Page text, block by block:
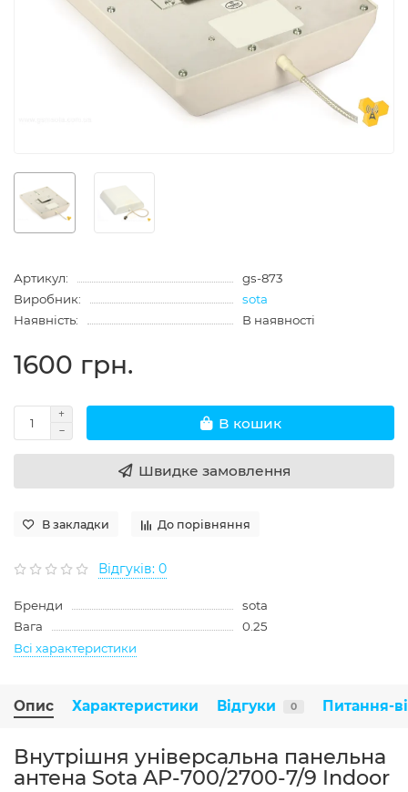
Артикул:
gs-873
Виробник:
sota
Наявність:
В наявності
1600 грн.
В кошик
Швидке замовлення
В закладки До порівняння
Відгуків: 0
Бренди
sota
Вага
0.25
Всі характеристики
Опис Характеристики Відгуки 0 Питання-
Внутрішня універсальна панельна
антена Sota AP-700/2700-7/9 Indoor